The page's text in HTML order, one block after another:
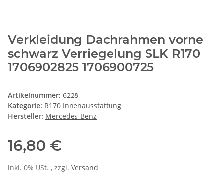
Verkleidung Dachrahmen vorne
schwarz Verriegelung SLK R170
1706902825 1706900725
Artikelnummer: 6228
Kategorie: R170 Innenausstattung
Hersteller: Mercedes-Benz
16,80 €
inkl. 0% USt. , zzgl. Versand